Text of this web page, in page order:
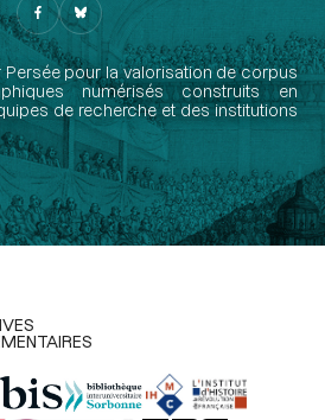
pour la valorisation de corpus
numérisés construits en
de recherche et des institutions